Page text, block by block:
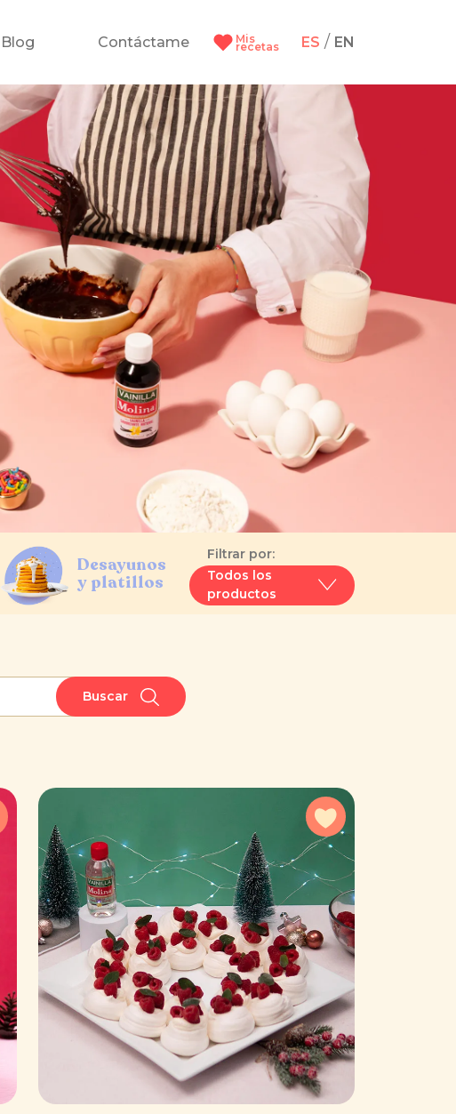
ES / EN
Mis
recetas
Blog Contáctame
Desayunos
y platillos
Filtrar por:
Todos los
productos
Buscar